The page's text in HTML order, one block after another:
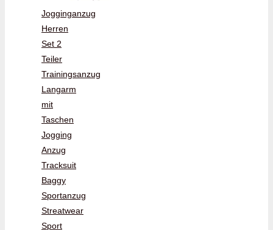
Jogginganzug
Herren
Set 2
Teiler
Trainingsanzug
Langarm
mit
Taschen
Jogging
Anzug
Tracksuit
Baggy
Sportanzug
Streatwear
Sport